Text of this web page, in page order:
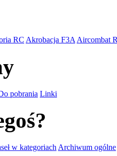
RC Akrobacja F3A Aircombat
pobrania Linki
w kategoriach Archiwum ogólne